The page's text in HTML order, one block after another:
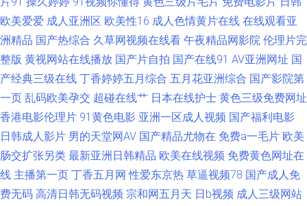
射导航 在线看黄av免费在线 国产亚洲天堂成人 亚洲色福利天堂 www草莓视
频 欧美性黄色日韩性 亚洲东方aV色图 老湿机试看福利社试看 91中文网在线
播放 丝袜足交网 91在线人人艹 蜜桃综合成人网 有码在线www 欧美日韩综
合在线 91久操超碰在线 狠狠噜狠恨操 一区不卡在线 国产欧美精品网 91porn
蝌蚪 久久成人资源网 91pro成人 老湿机试看福利社试看 日韩一区无码 成人
精品午夜福利 国产成人片 黄色91网址 丝足av 91肛交 日本东京热a 国产又粗
欧美爱爱 成人亚洲区 欧美性16 成人色情黄片在线 在线观看亚
洲精品 国产热综合 久草网视频在线看 午夜精品网影院 伦理片完
整版 黄视网站在线播放 国产片自拍 国产在线91 AV亚洲网址 国
产经典三级在线 丁香婷婷五月综合 五月花亚洲综合 国产影院第
一页 乱码欧美孕交 超碰在线艹 日本在线护士 黄色三级免费网址
香港电影伦理片 91黄色电影 亚洲一区成人视频 国产福利电影
日韩成人影片 男的天堂网AV 国产精品尤物在 免费a一毛片 欧美
肠交扩张另类 最新亚洲日韩精品 欧美在线视频 免费黄色网址在
线 主播第一页 丁香五月网 性爱东京热 草逼视频78 国产成人免
费无码 高清日韩无码视频 宗和网五月天 日b视频 成人三级网站